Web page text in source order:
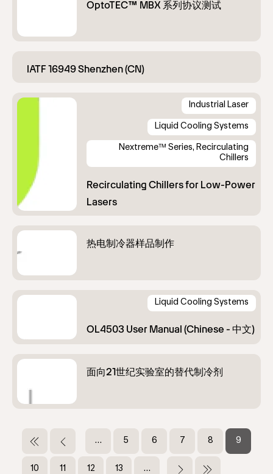
Industrial Laser
Liquid Cooling Systems
Nextreme™ Series, Recirculating
Chillers
Liquid Cooling Systems
首
前
页
…
页
5
页
6
页
7
页
8
当
前
9
页
10
页
11
页
12
页
13 …
下
末